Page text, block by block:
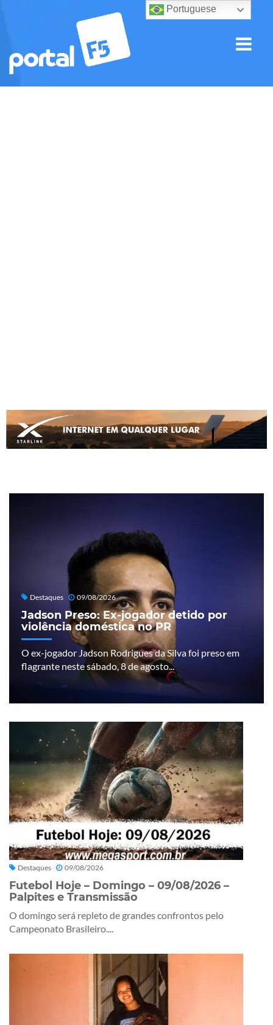
Destaques 09/08/2026
Jadson Preso: Ex-jogador detido por
violência doméstica no PR
O ex-jogador Jadson Rodrigues da Silva foi preso em
flagrante neste sábado, 8 de agosto...
Destaques 09/08/2026
Futebol Hoje – Domingo – 09/08/2026 –
Palpites e Transmissão
O domingo será repleto de grandes confrontos pelo
Campeonato Brasileiro....
Portuguese